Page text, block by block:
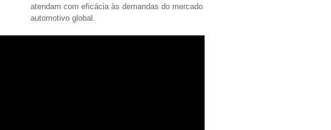
atendam com eficácia às demandas do mercado
automotivo global.